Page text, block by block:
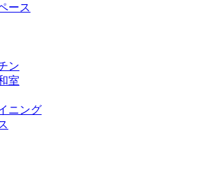
ース
ン
室
ニング